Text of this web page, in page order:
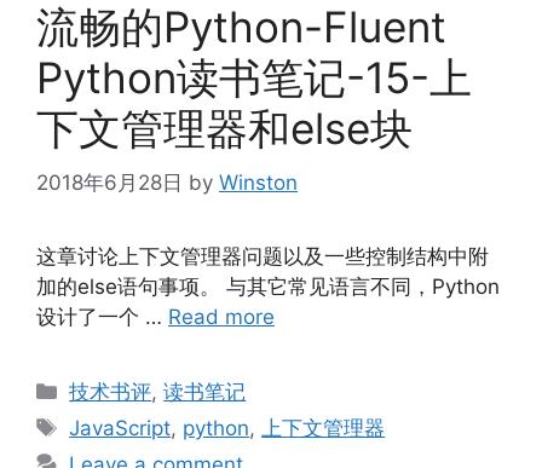
流畅的Python-Fluent
Python读书笔记-15-上
下文管理器和else块
2018年6月28日 by Winston
这章讨论上下文管理器问题以及一些控制结构中附
加的else语句事项。 与其它常见语言不同，Python
设计了一个 … Read more
Categories
技术书评,读书笔记
Tags
JavaScript, python,
上下文管理器